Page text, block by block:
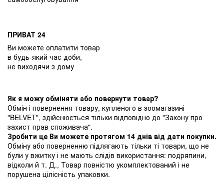
ПРИВАТ 24
Ви можете оплатити товар
в будь-який час доби,
не виходячи з дому
Як я можу обміняти або повернути товар?
Обмін і повернення товару, купленого в зоомагазині
"BELVET", здійснюється тільки відповідно до "Закону про
захист прав споживача".
Зробити це Ви можете протягом 14 днів від дати покупки.
Обміну або поверненню підлягають тільки ті товари, що не
були у вжитку і не мають слідів використання: подряпини,
відколи й т. Д., Товар повністю укомплектований і не
порушена цілісність упаковки.